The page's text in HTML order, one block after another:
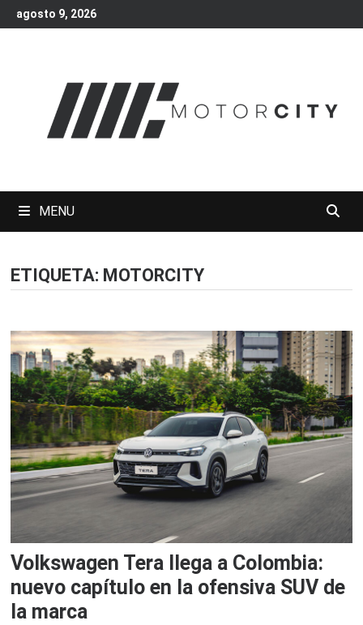
Skip
to
agosto 9, 2026
MENU
ETIQUETA: MOTORCITY
Volkswagen Tera llega a Colombia:
nuevo capítulo en la ofensiva SUV de
la marca